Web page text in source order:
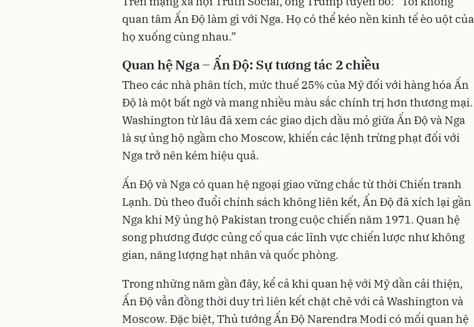
quan tâm Ấn Độ làm gì với Nga. Họ có thể kéo nền kinh tế èo uột của
họ xuống cùng nhau.”
Quan hệ Nga – Ấn Độ: Sự tương tác 2 chiều
Theo các nhà phân tích, mức thuế 25% của Mỹ đối với hàng hóa Ấn
Độ là một bất ngờ và mang nhiều màu sắc chính trị hơn thương mại.
Washington từ lâu đã xem các giao dịch dầu mỏ giữa Ấn Độ và Nga
là sự ủng hộ ngầm cho Moscow, khiến các lệnh trừng phạt đối với
Nga trở nên kém hiệu quả.
Ấn Độ và Nga có quan hệ ngoại giao vững chắc từ thời Chiến tranh
Lạnh. Dù theo đuổi chính sách không liên kết, Ấn Độ đã xích lại gần
Nga khi Mỹ ủng hộ Pakistan trong cuộc chiến năm 1971. Quan hệ
song phương được củng cố qua các lĩnh vực chiến lược như không
gian, năng lượng hạt nhân và quốc phòng.
Trong những năm gần đây, kể cả khi quan hệ với Mỹ dần cải thiện,
Ấn Độ vẫn đồng thời duy trì liên kết chặt chẽ với cả Washington và
Moscow. Đặc biệt, Thủ tướng Ấn Độ Narendra Modi có mối quan hệ